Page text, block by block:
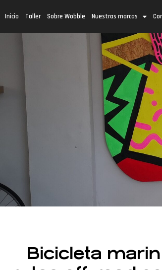
Inicio Taller Sobre Wobble Nuestras marcas
Bicicleta